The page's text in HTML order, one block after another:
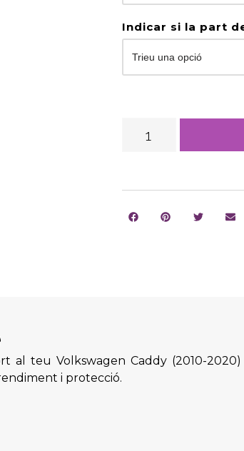
Indicar si la part
al teu Volkswagen Caddy (2010-
i protecció.